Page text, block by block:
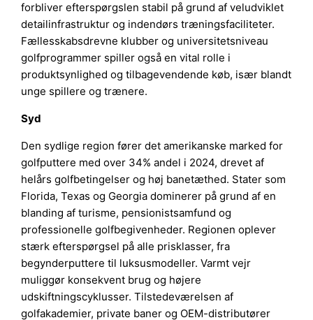
forbliver efterspørgslen stabil på grund af veludviklet
detailinfrastruktur og indendørs træningsfaciliteter.
Fællesskabsdrevne klubber og universitetsniveau
golfprogrammer spiller også en vital rolle i
produktsynlighed og tilbagevendende køb, især blandt
unge spillere og trænere.
Syd
Den sydlige region fører det amerikanske marked for
golfputtere med over 34% andel i 2024, drevet af
helårs golfbetingelser og høj banetæthed. Stater som
Florida, Texas og Georgia dominerer på grund af en
blanding af turisme, pensionistsamfund og
professionelle golfbegivenheder. Regionen oplever
stærk efterspørgsel på alle prisklasser, fra
begynderputtere til luksusmodeller. Varmt vejr
muliggør konsekvent brug og højere
udskiftningscyklusser. Tilstedeværelsen af
golfakademier, private baner og OEM-distributører